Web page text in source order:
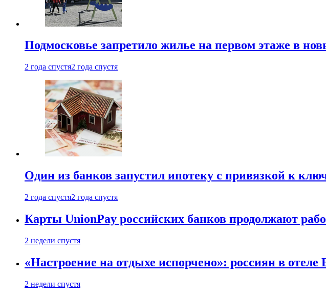
Подмосковье запретило жилье на первом этаже в
2 года спустя2 года спустя
Один из банков запустил ипотеку с привязкой к
2 года спустя2 года спустя
Карты UnionPay российских банков продолжают
2 недели спустя
«Настроение на отдыхе испорчено»: россиян в
2 недели спустя